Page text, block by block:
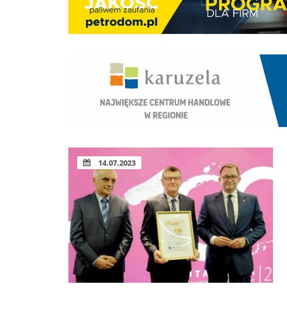
14.07.2023